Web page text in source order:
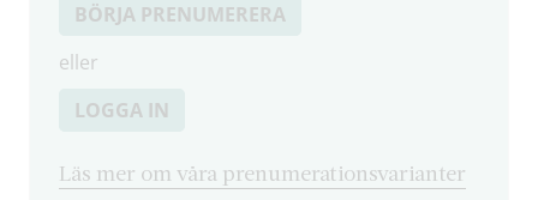
BÖRJA PRENUMERERA
eller
LOGGA IN
Läs mer om våra prenumerationsvarianter